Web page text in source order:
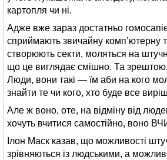
картопля чи ні.
Адже вже зараз достатньо
сприймають звичайну комп’ютерну
створюють секти, моляться на
що це виглядає смішно. Та зрештою,
Люди, вони такі — їм аби на кого
знайти те чи кого, хто буде все
Але ж воно, оте, на відміну від
хочуть вчитися самостійно, воно
Ілон Маск казав, що можливості
зрівняються із людськими, а